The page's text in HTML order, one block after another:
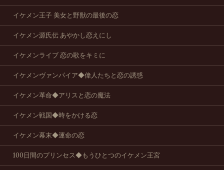
イケメン王子 美女と野獣の最後の恋
イケメン源氏伝 あやかし恋えにし
イケメンライブ 恋の歌をキミに
イケメンヴァンパイア◆偉人たちと恋の誘惑
イケメン革命◆アリスと恋の魔法
イケメン戦国◆時をかける恋
イケメン幕末◆運命の恋
100日間のプリンセス◆もうひとつのイケメン王宮